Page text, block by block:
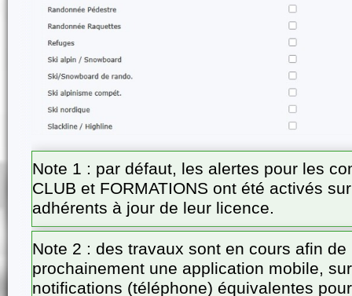
Note 1 : par défaut, les alertes pour les
CLUB et FORMATIONS ont été activés
adhérents à jour de leur licence.
Note 2 : des travaux sont en cours afin de
prochainement une application mobile,
notifications (téléphone) équivalentes